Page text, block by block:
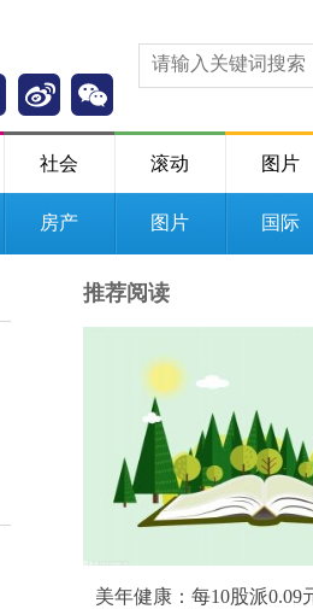
社会 滚动 图片
房产 图片 国际
推荐阅读
美年健康：每10股派0.09